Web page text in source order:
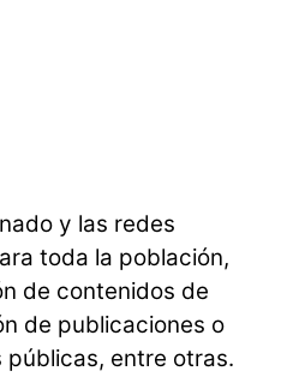
y las redes
toda la población,
de contenidos de
de publicaciones o
entre otras.